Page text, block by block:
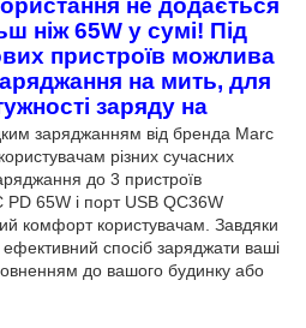
не додається
ніж 65W у сумі! Під
пристроїв можлива
на мить, для
заряду на
заряджанням від бренда Marc
різних сучасних
до 3 пристроїв
65W і порт USB QC36W
комфорт користувачам. Завдяки
ефективний спосіб заряджати ваші
до вашого будинку або